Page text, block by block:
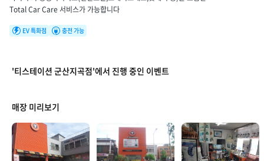
휴무일
08/09(일), 08/16(일), 08/23(일), 08/30(일), 09/06(일)
Total Car Care 서비스가 가능합니다
EV 특화점 충전 가능
'티스테이션 군산지곡점'에서 진행 중인 이벤트
매장 미리보기